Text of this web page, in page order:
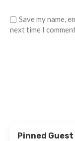
Save my name,
next time I
Pinned